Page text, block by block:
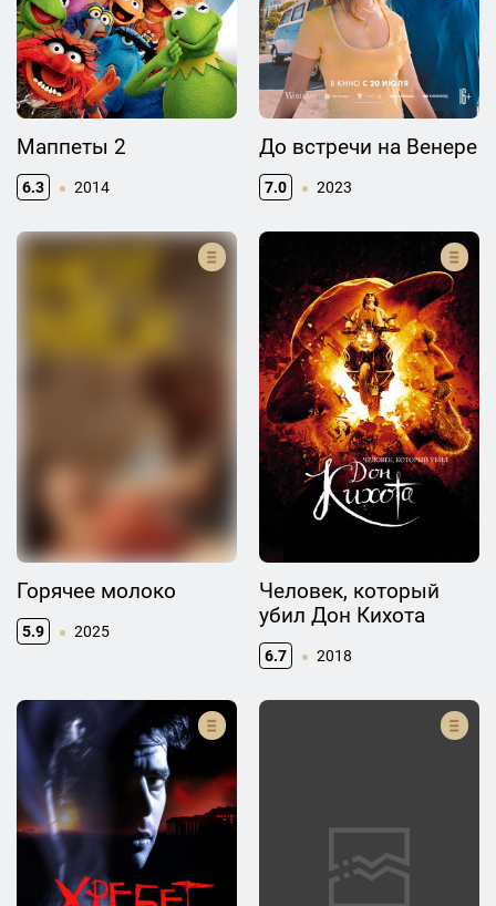
Маппеты 2
6.3 2014
До встречи на Венере
7.0 2023
Горячее молоко
5.9 2025
Человек, который
убил Дон Кихота
6.7 2018